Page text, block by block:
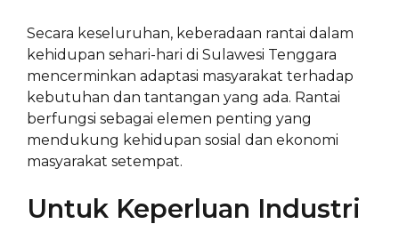
Secara keseluruhan, keberadaan rantai dalam
kehidupan sehari-hari di Sulawesi Tenggara
mencerminkan adaptasi masyarakat terhadap
kebutuhan dan tantangan yang ada. Rantai
berfungsi sebagai elemen penting yang
mendukung kehidupan sosial dan ekonomi
masyarakat setempat.
Untuk Keperluan Industri